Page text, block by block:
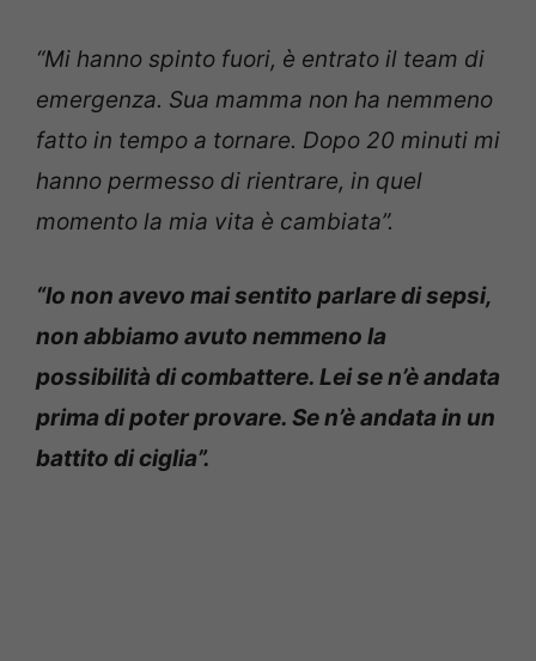
“Mi hanno spinto fuori, è entrato il team di
emergenza. Sua mamma non ha nemmeno
fatto in tempo a tornare. Dopo 20 minuti mi
hanno permesso di rientrare, in quel
momento la mia vita è cambiata”.
“Io non avevo mai sentito parlare di sepsi,
non abbiamo avuto nemmeno la
possibilità di combattere. Lei se n’è andata
prima di poter provare. Se n’è andata in un
battito di ciglia”.